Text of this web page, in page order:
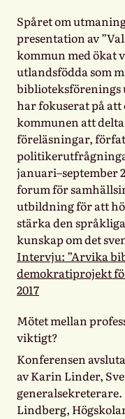
Spåret om
presentation av
kommun med ökat
utlandsfödda som
biblioteksförenings
har fokuserat på
kommunen att
föreläsningar,
januari–september
forum för
utbildning för att
stärka den
kunskap om det
Intervju: ”Arvika
demokratiprojekt
2017
Mötet mellan
viktigt?
Konferensen
av Karin Linder,
Lindberg,